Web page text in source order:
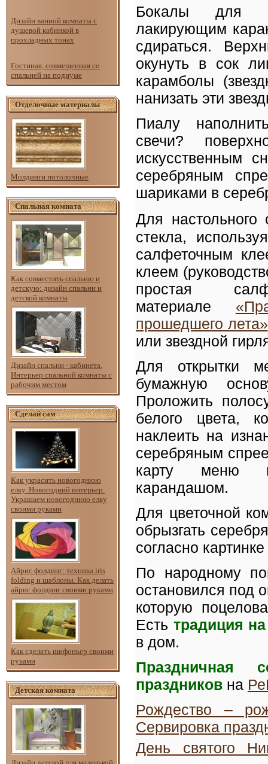
Дизайн ванной комнаты с
душевой кабинкой в
прохладных тонах
Гостиная, совмещенная со
спальней на подиуме
Отделочные материалы
Молдинги потолочные
Спальная комната
Как совместить спальню и
детскую: дизайн спальни и
детской комнаты
Дизайн спальни - кабинета.
Интерьер спальной комнаты с
рабочим местом
Сделай сам
Как украсить новогоднюю
елку. Новогодний интерьер.
Украшаем новогоднюю елку
своими руками
Айрис фолдинг: техника iris
folding и шаблоны. Как делать
айрис фолдинг своими руками
Как сделать шифоньер своими
руками
Детская комната
Бокалы для
лакирующим
сдираться.
окунуть в сок
карамболы
нанизать эти
Пиалу
свечи?
искусственным
серебряным
шариками в
Для настольного
стекла,
салфеточным
клеем
простая
материале
прошедшего лета»
или звездной
Для открытки
бумажную
Проложить
белого цвета,
наклеить на
серебряным
карту меню
карандашом.
Для цветочной
обрызгать
согласно
По народному
остановился под
которую
Есть традиция
в дом.
Праздничная
праздников на
Рождество –
Сервировка
День святого